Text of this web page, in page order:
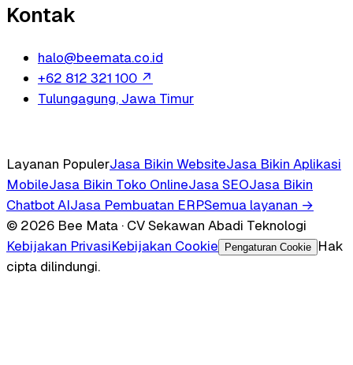
Kontak
halo@beemata.co.id
+62 812 321 100 ↗
Tulungagung, Jawa Timur
Layanan PopulerJasa Bikin WebsiteJasa Bikin Aplikasi
MobileJasa Bikin Toko OnlineJasa SEOJasa Bikin
Chatbot AIJasa Pembuatan ERPSemua layanan →
© 2026 Bee Mata · CV Sekawan Abadi Teknologi
Kebijakan PrivasiKebijakan Cookie Pengaturan Cookie
Hak
cipta dilindungi.